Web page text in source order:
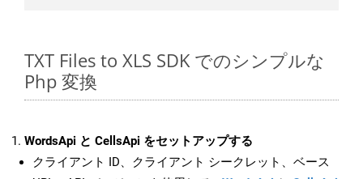
TXT Files to XLS SDK でのシンプルな
Php 変換
WordsApi と CellsApi をセットアップする
クライアント ID、クライアント シークレット、ベース